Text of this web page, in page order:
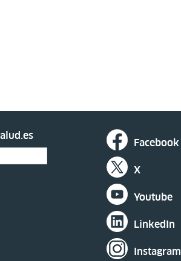
Facebook
X
Youtube
LinkedIn
Instagram